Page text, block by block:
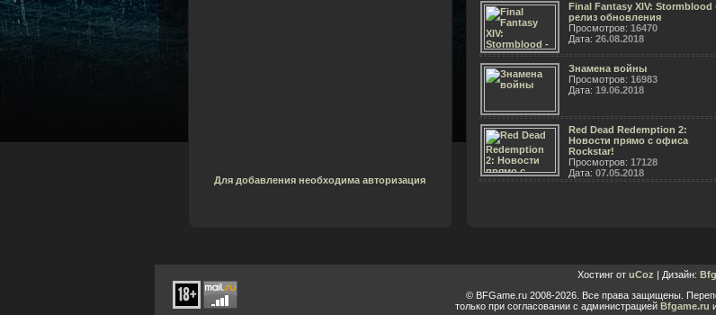
Для добавления необходима авторизация
Final Fantasy XIV: Stormblood
релиз обновления
Просмотров: 16470
Дата: 26.08.2018
Знамена войны
Просмотров: 16983
Дата: 19.06.2018
Red Dead Redemption 2:
Новости прямо с офиса
Rockstar!
Просмотров: 17128
Дата: 07.05.2018
Хостинг от uCoz | Дизайн:
© BFGame.ru 2008-2026. Все права защищены.
только при согласовании с администрацией Bfgame.ru